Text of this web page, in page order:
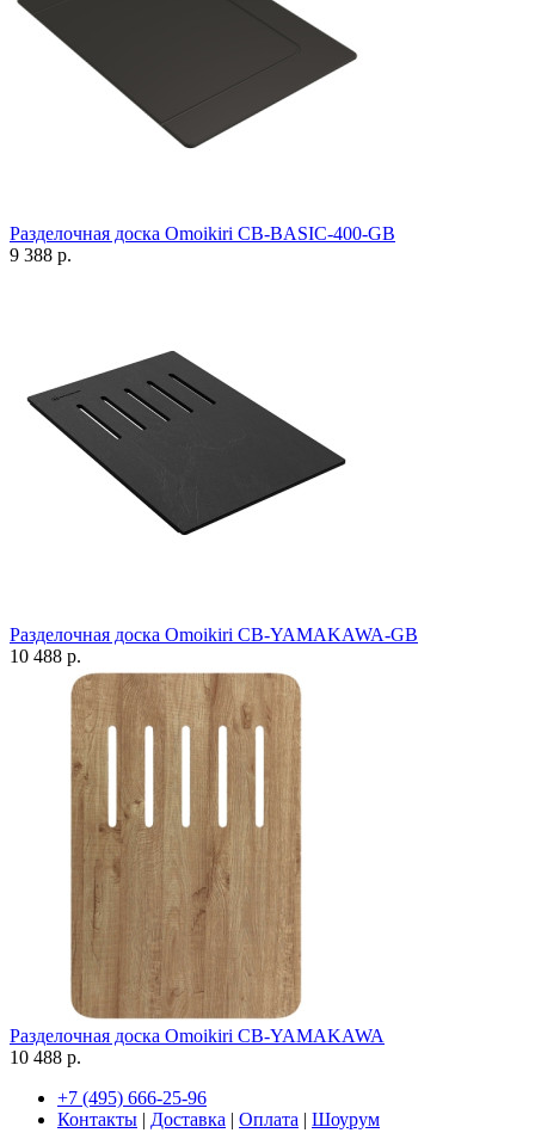
Разделочная доска Omoikiri CB-BASIC-400-GB
9 388 р.
Разделочная доска Omoikiri CB-YAMAKAWA-GB
10 488 р.
Разделочная доска Omoikiri CB-YAMAKAWA
10 488 р.
+7 (495) 666-25-96
Контакты | Доставка | Оплата | Шоурум